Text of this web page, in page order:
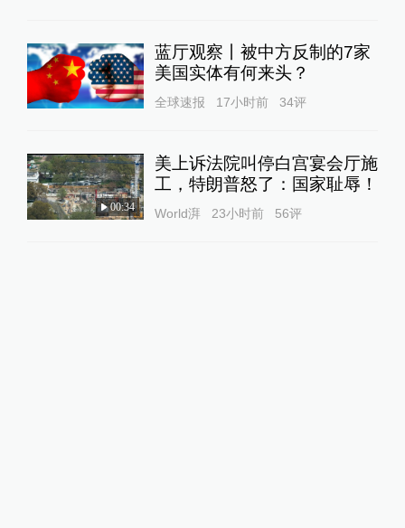
蓝厅观察丨被中方反制的7家
美国实体有何来头？
全球速报 17小时前 34评
00:34
美上诉法院叫停白宫宴会厅施
工，特朗普怒了：国家耻辱！
World湃 23小时前 56评